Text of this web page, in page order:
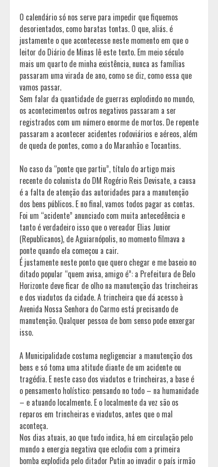
O calendário só nos serve para impedir que fiquemos
desorientados, como baratas tontas. O que, aliás. é
justamente o que acontecesse neste momento em que o
leitor do Diário de Minas lê este texto. Em meio século
mais um quarto de minha existência, nunca as famílias
passaram uma virada de ano, como se diz, como essa que
vamos passar.
Sem falar da quantidade de guerras explodindo no mundo,
os acontecimentos outros negativos passaram a ser
registrados com um número enorme de mortos. De repente
passaram a acontecer acidentes rodoviários e aéreos, além
de queda de pontes, como a do Maranhão e Tocantins.
No caso da “ponte que partiu”, título do artigo mais
recente do colunista do DM Rogério Reis Devisate, a causa
é a falta de atenção das autoridades para a manutenção
dos bens públicos. E no final, vamos todos pagar as contas.
Foi um “acidente” anunciado com muita antecedência e
tanto é verdadeiro isso que o vereador Elias Junior
(Republicanos), de Aguiarnópolis, no momento filmava a
ponte quando ela começou a cair.
É justamente neste ponto que quero chegar e me baseio no
ditado popular “quem avisa, amigo é”: a Prefeitura de Belo
Horizonte deve ficar de olho na manutenção das trincheiras
e dos viadutos da cidade. A trincheira que dá acesso à
Avenida Nossa Senhora do Carmo está precisando de
manutenção. Qualquer pessoa de bom senso pode enxergar
isso.
A Municipalidade costuma negligenciar a manutenção dos
bens e só toma uma atitude diante de um acidente ou
tragédia. E neste caso dos viadutos e trincheiras, a base é
o pensamento holístico: pensando no todo – na humanidade
– e atuando localmente. E o localmente da vez são os
reparos em trincheiras e viadutos, antes que o mal
aconteça.
Nos dias atuais, ao que tudo indica, há em circulação pelo
mundo a energia negativa que eclodiu com a primeira
bomba explodida pelo ditador Putin ao invadir o país irmão